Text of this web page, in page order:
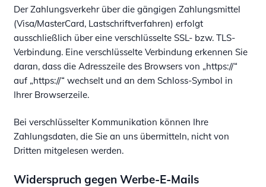
Der Zahlungsverkehr über die gängigen Zahlungsmittel
(Visa/MasterCard, Lastschriftverfahren) erfolgt
ausschließlich über eine verschlüsselte SSL- bzw. TLS-
Verbindung. Eine verschlüsselte Verbindung erkennen Sie
daran, dass die Adresszeile des Browsers von „https://“
auf „https://“ wechselt und an dem Schloss-Symbol in
Ihrer Browserzeile.
Bei verschlüsselter Kommunikation können Ihre
Zahlungsdaten, die Sie an uns übermitteln, nicht von
Dritten mitgelesen werden.
Widerspruch gegen Werbe-E-Mails